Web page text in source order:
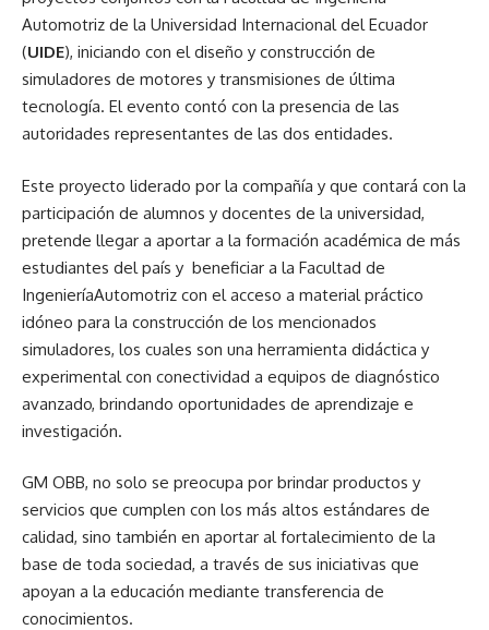
Automotriz de la Universidad Internacional del Ecuador
(UIDE), iniciando con el diseño y construcción de
simuladores de motores y transmisiones de última
tecnología. El evento contó con la presencia de las
autoridades representantes de las dos entidades.
Este proyecto liderado por la compañía y que contará con la
participación de alumnos y docentes de la universidad,
pretende llegar a aportar a la formación académica de más
estudiantes del país y beneficiar a la Facultad de
IngenieríaAutomotriz con el acceso a material práctico
idóneo para la construcción de los mencionados
simuladores, los cuales son una herramienta didáctica y
experimental con conectividad a equipos de diagnóstico
avanzado, brindando oportunidades de aprendizaje e
investigación.
GM OBB, no solo se preocupa por brindar productos y
servicios que cumplen con los más altos estándares de
calidad, sino también en aportar al fortalecimiento de la
base de toda sociedad, a través de sus iniciativas que
apoyan a la educación mediante transferencia de
conocimientos.